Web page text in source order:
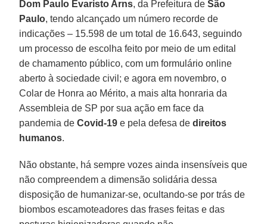
Dom Paulo Evaristo Arns, da Prefeitura deSão
Paulo, tendo alcançado um número recorde de
indicações – 15.598 de um total de 16.643, seguindo
um processo de escolha feito por meio de um edital
de chamamento público, com um formulário online
aberto à sociedade civil; e agora em novembro, o
Colar de Honra ao Mérito, a mais alta honraria da
Assembleia de SP por sua ação em face da
pandemia deCovid-19 e pela defesa dedireitos
humanos.
Não obstante, há sempre vozes ainda insensíveis que
não compreendem a dimensão solidária dessa
disposição de humanizar-se, ocultando-se por trás de
biombos escamoteadores das frases feitas e das